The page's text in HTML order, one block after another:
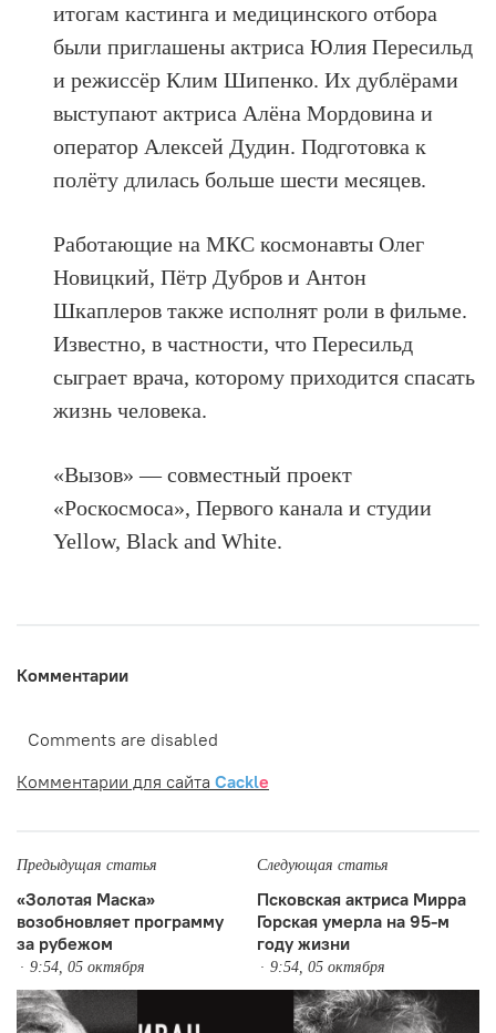
итогам кастинга и медицинского отбора
были приглашены актриса Юлия Пересильд
и режиссёр Клим Шипенко. Их дублёрами
выступают актриса Алёна Мордовина и
оператор Алексей Дудин. Подготовка к
полёту длилась больше шести месяцев.
Работающие на МКС космонавты Олег
Новицкий, Пётр Дубров и Антон
Шкаплеров также исполнят роли в фильме.
Известно, в частности, что Пересильд
сыграет врача, которому приходится спасать
жизнь человека.
«Вызов» — совместный проект
«Роскосмоса», Первого канала и студии
Yellow, Black and White.
Комментарии
Comments are disabled
Комментарии для сайта Cackle
Предыдущая статья
«Золотая Маска»
возобновляет программу
за рубежом
9:54, 05 октября
Следующая статья
Псковская актриса Мирра
Горская умерла на 95-м
году жизни
9:54, 05 октября